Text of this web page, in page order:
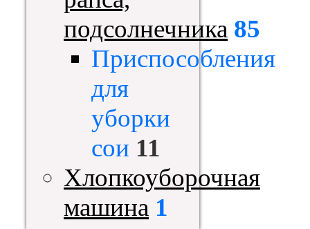
подсолнечника 85
Приспособления
для
уборки
сои 11
Хлопкоуборочная
машина 1